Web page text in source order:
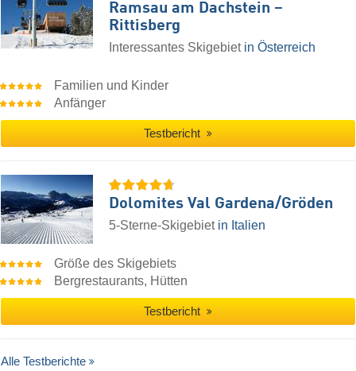
Ramsau am Dachstein –
Rittisberg
Interessantes Skigebiet in Österreich
Familien und Kinder
Anfänger
Testbericht
Dolomites Val Gardena/​Gröden
5-Sterne-Skigebiet in Italien
Größe des Skigebiets
Bergrestaurants, Hütten
Testbericht
Alle Testberichte